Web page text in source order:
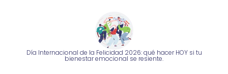
Día Internacional de la Felicidad 2026: qué hacer HOY si tu
bienestar emocional se resiente.